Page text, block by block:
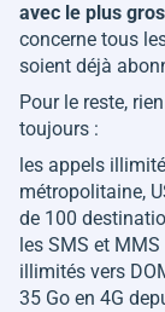
avec le plus
concerne tous
soient déjà
Pour le reste,
toujours :
les appels
métropolitaine,
de 100
les SMS et
illimités vers
35 Go en 4G